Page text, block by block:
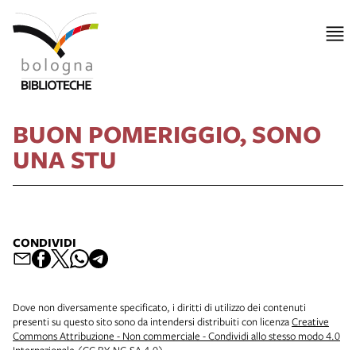
BUON POMERIGGIO, SONO
UNA STU
CONDIVIDI
Dove non diversamente specificato, i diritti di utilizzo dei contenuti
presenti su questo sito sono da intendersi distribuiti con licenzaCreative
Commons Attribuzione - Non commerciale - Condividi allo stesso modo 4.0